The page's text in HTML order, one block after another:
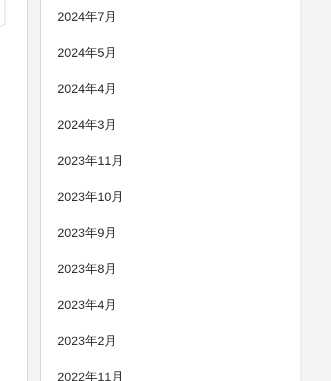
2024年7月
2024年5月
2024年4月
2024年3月
2023年11月
2023年10月
2023年9月
2023年8月
2023年4月
2023年2月
2022年11月